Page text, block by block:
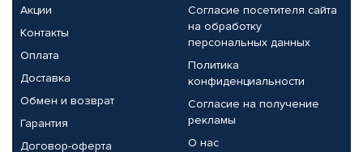
Акции
Контакты
Оплата
Доставка
Обмен и возврат
Гарантия
Договор-оферта
Согласие посетителя сайта
на обработку
персональных данных
Политика
конфиденциальности
Согласие на получение
рекламы
О нас